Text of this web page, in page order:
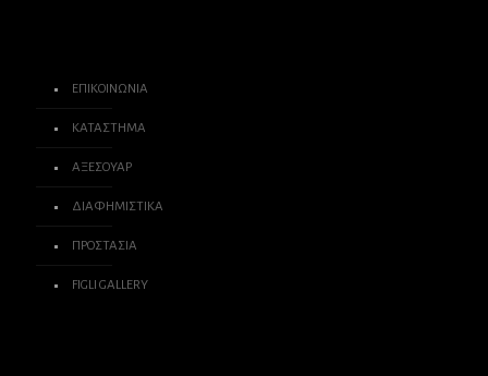
ΕΠΙΚΟΙΝΩΝΙΑ
ΚΑΤΑΣΤΗΜΑ
ΑΞΕΣΟΥΑΡ
ΔΙΑΦΗΜΙΣΤΙΚΑ
ΠΡΟΣΤΑΣΙΑ
FIGLI GALLERY